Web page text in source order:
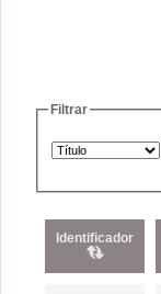
Filtrar
Identificador